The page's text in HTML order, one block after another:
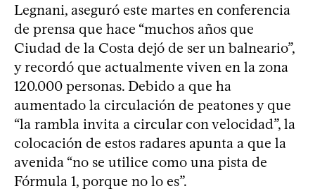
Legnani, aseguró este martes en conferencia
de prensa que hace “muchos años que
Ciudad de la Costa dejó de ser un balneario”,
y recordó que actualmente viven en la zona
120.000 personas. Debido a que ha
aumentado la circulación de peatones y que
“la rambla invita a circular con velocidad”, la
colocación de estos radares apunta a que la
avenida “no se utilice como una pista de
Fórmula 1, porque no lo es”.